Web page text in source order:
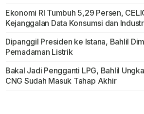
Ekonomi RI Tumbuh 5,29 Persen,
Kejanggalan Data Konsumsi dan
Dipanggil Presiden ke Istana, Bahlil
Pemadaman Listrik
Bakal Jadi Pengganti LPG, Bahlil
CNG Sudah Masuk Tahap Akhir